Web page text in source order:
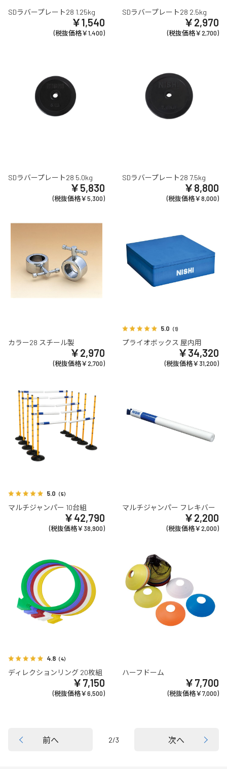
SDラバープレート28 1.25kg
￥1,540
(税抜価格￥1,400)
SDラバープレート28 2.5kg
￥2,970
(税抜価格￥2,700)
SDラバープレート28 5.0kg
￥5,830
(税抜価格￥5,300)
SDラバープレート28 7.5kg
￥8,800
(税抜価格￥8,000)
カラー28 スチール製
￥2,970
(税抜価格￥2,700)
5.0 （1）
プライオボックス 屋内用
￥34,320
(税抜価格￥31,200)
5.0 （5）
マルチジャンパー 10台組
￥42,790
(税抜価格￥38,900)
マルチジャンパー フレキバー
￥2,200
(税抜価格￥2,000)
4.8 （4）
ディレクションリング 20枚組
￥7,150
(税抜価格￥6,500)
ハーフドーム
￥7,700
(税抜価格￥7,000)
前へ 2/3 次へ